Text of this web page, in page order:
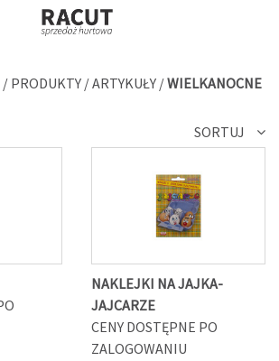
/ PRODUKTY /ARTYKUŁY /WIELKANOCNE
SORTUJ
NAKLEJKI NA JAJKA-
JAJCARZE
CENY DOSTĘPNE PO
ZALOGOWANIU